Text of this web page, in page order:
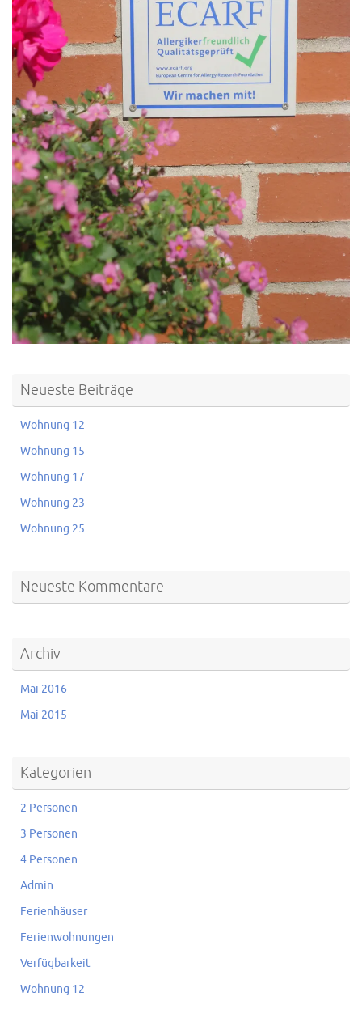
Neueste Beiträge
Wohnung 12
Wohnung 15
Wohnung 17
Wohnung 23
Wohnung 25
Neueste Kommentare
Archiv
Mai 2016
Mai 2015
Kategorien
2 Personen
3 Personen
4 Personen
Admin
Ferienhäuser
Ferienwohnungen
Verfügbarkeit
Wohnung 12